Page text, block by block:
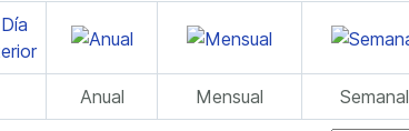
Anual Mensual Semanal